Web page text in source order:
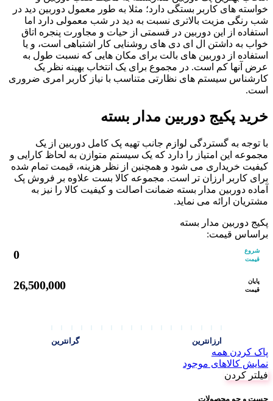
خواسته های کاربر بستگی دارد؛ مثلا به طور معمول دوربین دید در
شب رنگی مزیت بالاتری نسبت به دید در شب معمولی دارد اما
استفاده از این دوربین در قسمتی از حیات و مجاورت پنجره اتاق
خواب به داشتن ال ای دی های روشنایی کار اشتباهی است، و یا
استفاده از دوربین های بالت برای مکان هایی که نسبت طول به
عرض آنها کم است. در مجموع برای یک انتخاب بهینه نظر یک
کارشناس سیستم های نظارتی متناسب با نیاز کاربر امری ضروری
است.
خرید پکیج دوربین مدار بسته
با توجه به گستردگی لوازم جانب تهیه پک کامل دوربین از یک
مجموعه این امتیاز را دارد که یک سیستم متوازن به لحاظ کارایی و
کیفیت خریداری می شود و همچنین از نظر هزینه، قیمت تمام شده
برای کاربر ارزان تر است. مجموعه کالا بست علاوه بر فروش پک
آماده دوربین مدار بسته ضمانت اصالت و کیفیت کالا را نیز به
مشتریان ارائه می نماید.
پکیج دوربین مدار بسته
براساس قیمت:
شروع
قیمت
0
پایان
قیمت
26,500,000
ارزانترین گرانترین
پاک کردن همه
نمایش کالاهای موجود
فیلتر کردن
جست و جو محصولات